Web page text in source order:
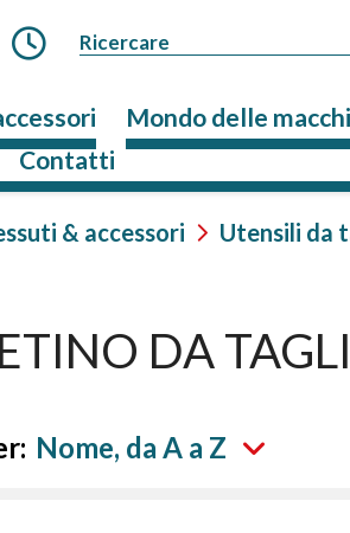
Mondo delle
Contatti
& accessori Utensili da
DA
Nome, da A a Z